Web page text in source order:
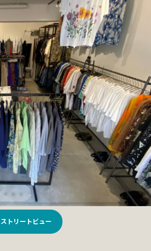
ストリートビュー